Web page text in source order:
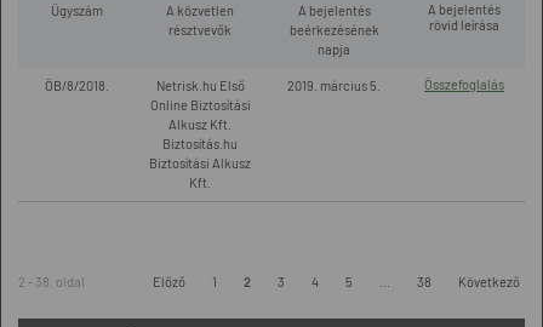
Ügyszám
A közvetlen
résztvevők
A bejelentés
beérkezésének
napja
A bejelentés
rövid leírása
ÖB/8/2018.
Netrisk.hu Első
Online Biztosítási
Alkusz Kft.
Biztosítás.hu
Biztosítási Alkusz
Kft.
2019. március 5. Összefoglalás
2 - 38. oldal Előző 1 2 3 4 5 38 Következő